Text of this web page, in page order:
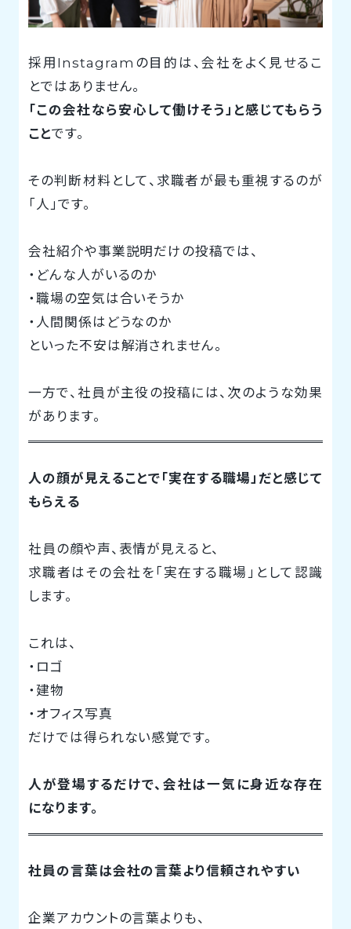
採用Instagramの目的は、会社をよく見せるこ
とではありません。
「この会社なら安心して働けそう」と感じてもらう
ことです。
その判断材料として、求職者が最も重視するのが
「人」です。
会社紹介や事業説明だけの投稿では、
・どんな人がいるのか
・職場の空気は合いそうか
・人間関係はどうなのか
といった不安は解消されません。
一方で、社員が主役の投稿には、次のような効果
があります。
人の顔が見えることで「実在する職場」だと感じて
もらえる
社員の顔や声、表情が見えると、
求職者はその会社を「実在する職場」として認識
します。
これは、
・ロゴ
・建物
・オフィス写真
だけでは得られない感覚です。
人が登場するだけで、会社は一気に身近な存在
になります。
社員の言葉は会社の言葉より信頼されやすい
企業アカウントの言葉よりも、